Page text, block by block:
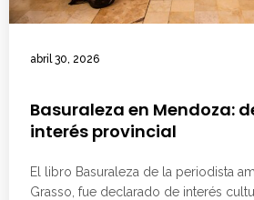
abril 30, 2026
Basuraleza en Mendoza:
interés provincial
El libro Basuraleza de la periodista
Grasso, fue declarado de interés